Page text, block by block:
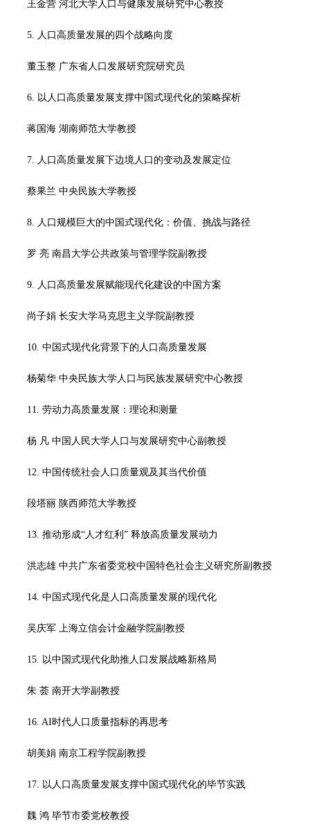
王金营 河北大学人口与健康发展研究中心教授
5. 人口高质量发展的四个战略向度
董玉整 广东省人口发展研究院研究员
6. 以人口高质量发展支撑中国式现代化的策略探析
蒋国海 湖南师范大学教授
7. 人口高质量发展下边境人口的变动及发展定位
蔡果兰 中央民族大学教授
8. 人口规模巨大的中国式现代化：价值、挑战与路径
罗 亮 南昌大学公共政策与管理学院副教授
9. 人口高质量发展赋能现代化建设的中国方案
尚子娟 长安大学马克思主义学院副教授
10. 中国式现代化背景下的人口高质量发展
杨菊华 中央民族大学人口与民族发展研究中心教授
11. 劳动力高质量发展：理论和测量
杨 凡 中国人民大学人口与发展研究中心副教授
12. 中国传统社会人口质量观及其当代价值
段塔丽 陕西师范大学教授
13. 推动形成“人才红利” 释放高质量发展动力
洪志雄 中共广东省委党校中国特色社会主义研究所副教授
14. 中国式现代化是人口高质量发展的现代化
吴庆军 上海立信会计金融学院副教授
15. 以中国式现代化助推人口发展战略新格局
朱 荟 南开大学副教授
16. AI时代人口质量指标的再思考
胡美娟 南京工程学院副教授
17. 以人口高质量发展支撑中国式现代化的毕节实践
魏 鸿 毕节市委党校教授